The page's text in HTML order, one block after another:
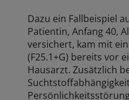
Dazu ein Fallbeispiel
Patientin, Anfang 40,
versichert, kam mit
(F25.1+G) bereits vor
Hausarzt. Zusätzlich
Persönlichkeitsstörung